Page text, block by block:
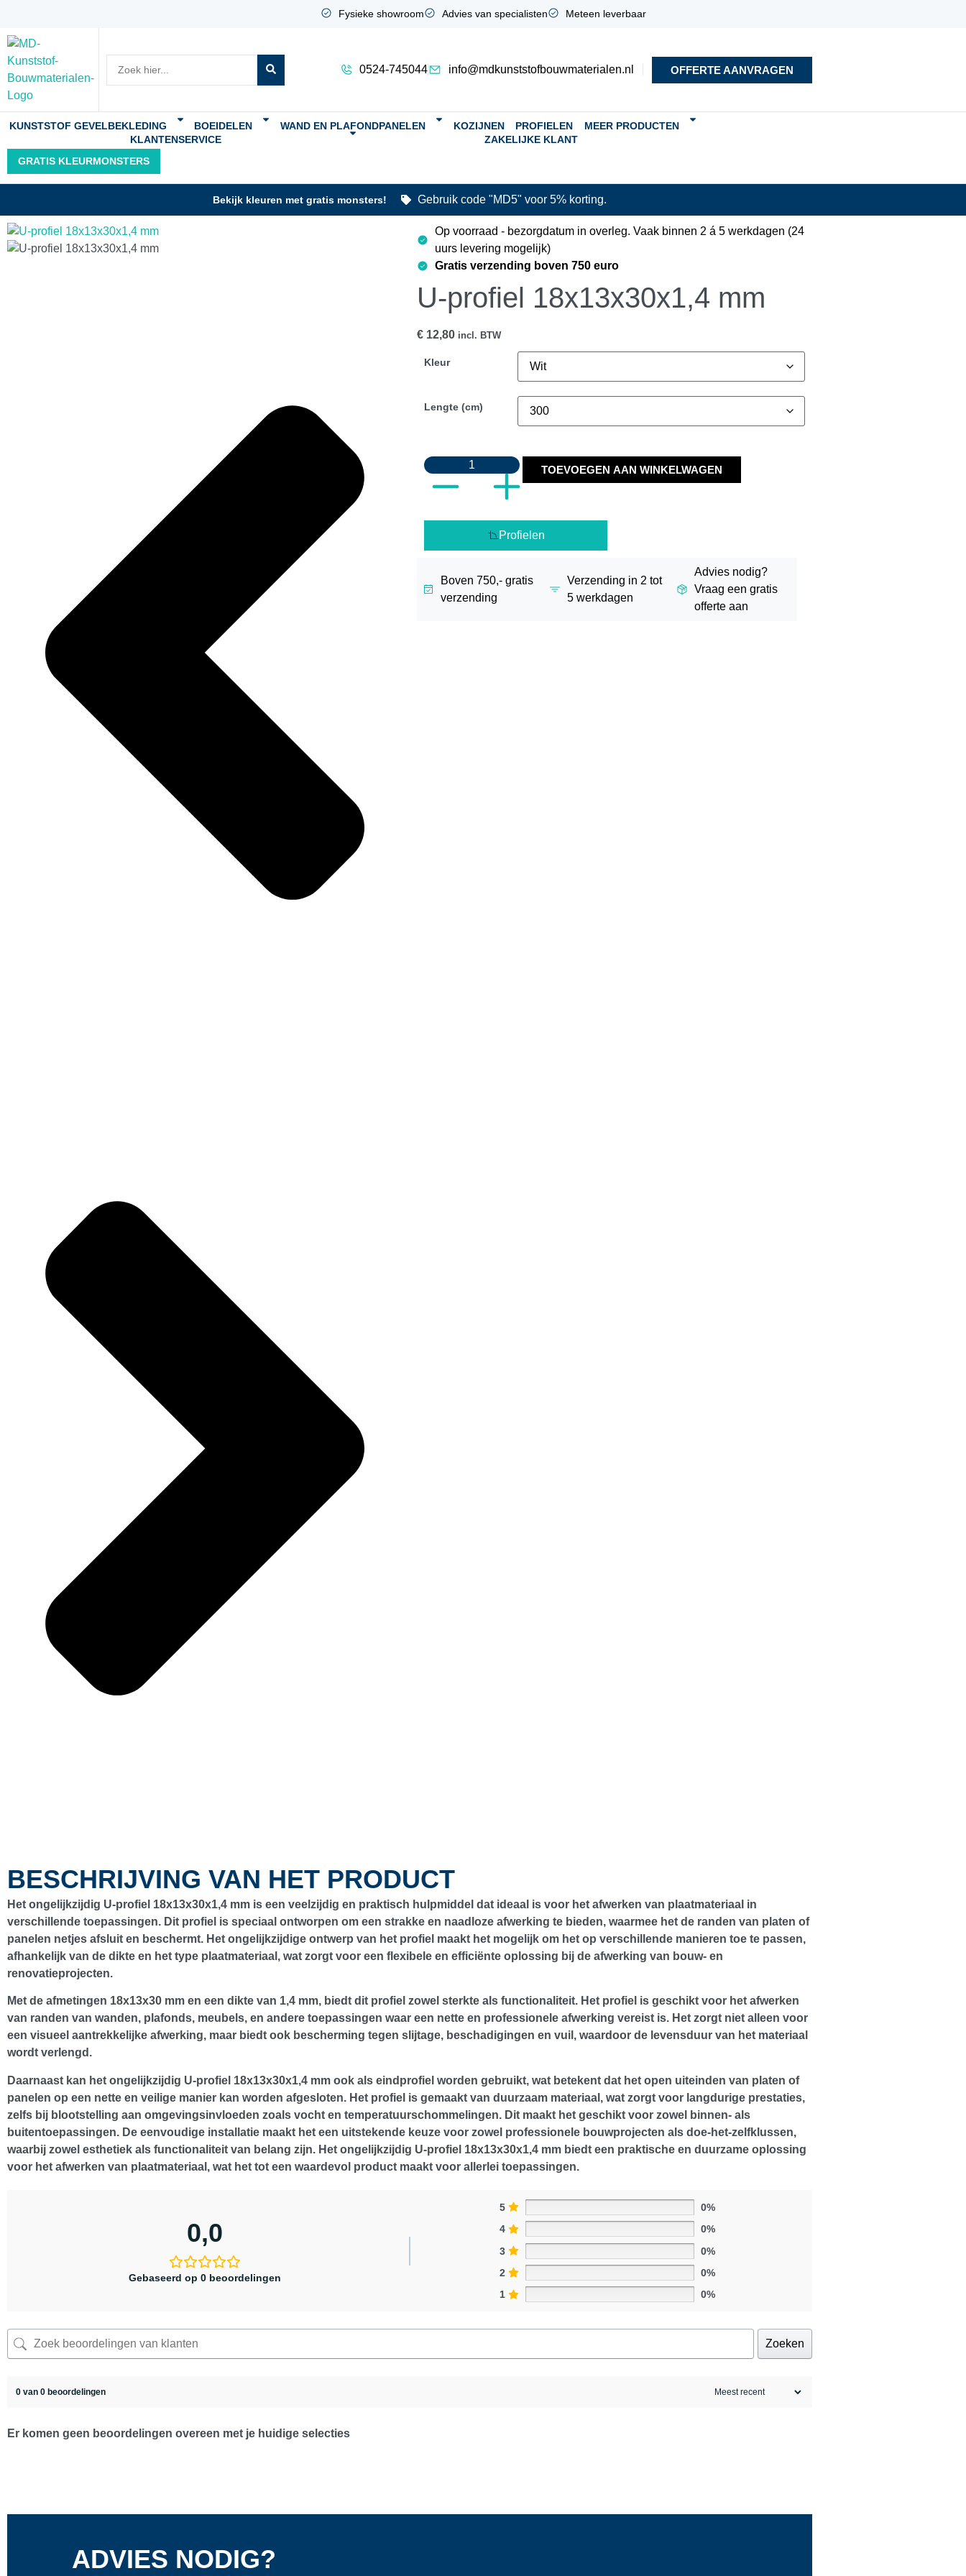
Fysieke showroom Advies van specialisten Meteen leverbaar
0524-745044 info@mdkunststofbouwmaterialen.nl OFFERTE AANVRAGEN
KUNSTSTOF GEVELBEKLEDING BOEIDELEN WAND EN PLAFONDPANELEN KOZIJNEN PROFIELEN
MEER PRODUCTEN
KLANTENSERVICE
ZAKELIJKE KLANT
GRATIS KLEURMONSTERS
Bekijk kleuren met gratis monsters! Gebruik code "MD5" voor 5% korting.
Op voorraad - bezorgdatum in overleg. Vaak binnen 2 á 5 werkdagen (24
uurs levering mogelijk)
Gratis verzending boven 750 euro
U-profiel 18x13x30x1,4 mm
€ 12,80 incl. BTW
Kleur
Lengte (cm)
TOEVOEGEN AAN WINKELWAGEN
Profielen
Boven 750,- gratis
verzending
Verzending in 2 tot
5 werkdagen
Advies nodig?
Vraag een gratis
offerte aan
BESCHRIJVING VAN HET PRODUCT
Het ongelijkzijdig U-profiel 18x13x30x1,4 mm is een veelzijdig en praktisch hulpmiddel dat ideaal is voor het afwerken van plaatmateriaal in
verschillende toepassingen. Dit profiel is speciaal ontworpen om een strakke en naadloze afwerking te bieden, waarmee het de randen van platen of
panelen netjes afsluit en beschermt. Het ongelijkzijdige ontwerp van het profiel maakt het mogelijk om het op verschillende manieren toe te passen,
afhankelijk van de dikte en het type plaatmateriaal, wat zorgt voor een flexibele en efficiënte oplossing bij de afwerking van bouw- en
renovatieprojecten.
Met de afmetingen 18x13x30 mm en een dikte van 1,4 mm, biedt dit profiel zowel sterkte als functionaliteit. Het profiel is geschikt voor het afwerken
van randen van wanden, plafonds, meubels, en andere toepassingen waar een nette en professionele afwerking vereist is. Het zorgt niet alleen voor
een visueel aantrekkelijke afwerking, maar biedt ook bescherming tegen slijtage, beschadigingen en vuil, waardoor de levensduur van het materiaal
wordt verlengd.
Daarnaast kan het ongelijkzijdig U-profiel 18x13x30x1,4 mm ook als eindprofiel worden gebruikt, wat betekent dat het open uiteinden van platen of
panelen op een nette en veilige manier kan worden afgesloten. Het profiel is gemaakt van duurzaam materiaal, wat zorgt voor langdurige prestaties,
zelfs bij blootstelling aan omgevingsinvloeden zoals vocht en temperatuurschommelingen. Dit maakt het geschikt voor zowel binnen- als
buitentoepassingen. De eenvoudige installatie maakt het een uitstekende keuze voor zowel professionele bouwprojecten als doe-het-zelfklussen,
waarbij zowel esthetiek als functionaliteit van belang zijn. Het ongelijkzijdig U-profiel 18x13x30x1,4 mm biedt een praktische en duurzame oplossing
voor het afwerken van plaatmateriaal, wat het tot een waardevol product maakt voor allerlei toepassingen.
0,0
Gebaseerd op 0 beoordelingen
5
0%
4
0%
3
0%
2
0%
1
0%
Zoeken
0 van 0 beoordelingen
Er komen geen beoordelingen overeen met je huidige selecties
ADVIES NODIG?